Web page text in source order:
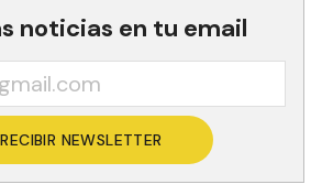
noticias en tu email
RECIBIR NEWSLETTER